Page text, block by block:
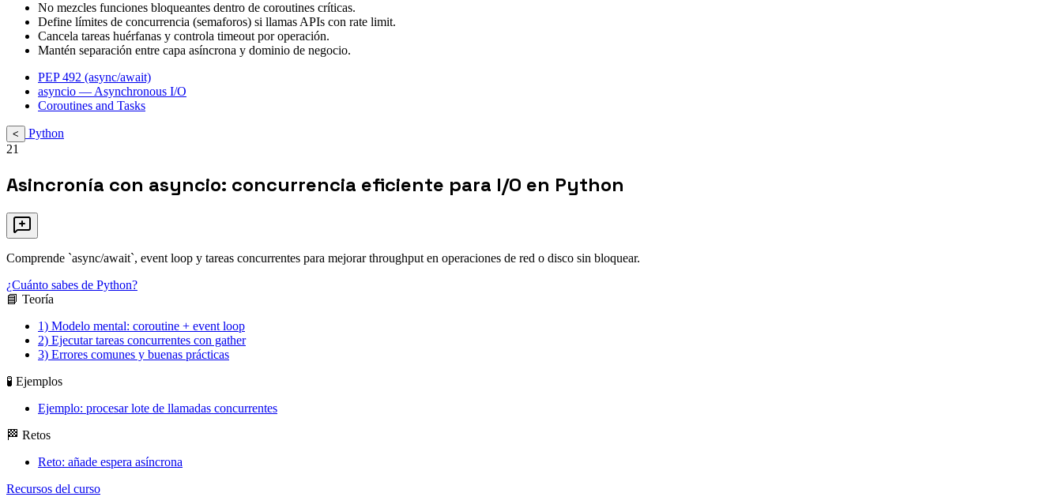
No mezcles funciones bloqueantes dentro de coroutines críticas.
Define límites de concurrencia (semaforos) si llamas APIs con rate limit.
Cancela tareas huérfanas y controla timeout por operación.
Mantén separación entre capa asíncrona y dominio de negocio.
PEP 492 (async/await)
asyncio — Asynchronous I/O
Coroutines and Tasks
<
Python
21
Asincronía con asyncio: concurrencia eficiente para I/O en Python
Comprende `async/await`, event loop y tareas concurrentes para mejorar throughput en operaciones de red o disco sin bloquear.
¿Cuánto sabes de Python?
📘 Teoría
1) Modelo mental: coroutine + event loop
2) Ejecutar tareas concurrentes con gather
3) Errores comunes y buenas prácticas
🧪 Ejemplos
Ejemplo: procesar lote de llamadas concurrentes
🏁 Retos
Reto: añade espera asíncrona
Recursos del curso